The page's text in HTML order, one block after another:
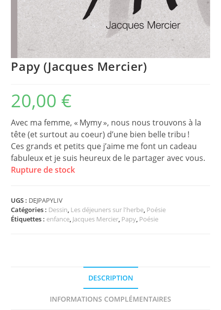
Papy (Jacques Mercier)
20,00 €
Avec ma femme, « Mymy », nous nous trouvons à la
tête (et surtout au coeur) d’une bien belle tribu !
Ces grands et petits que j’aime me font un cadeau
fabuleux et je suis heureux de le partager avec vous.
Rupture de stock
UGS : DEJPAPYLIV
Catégories : Dessin Les déjeuners sur l'herbe Poésie
Étiquettes : enfance Jacques Mercier Papy Poésie
DESCRIPTION
INFORMATIONS COMPLÉMENTAIRES